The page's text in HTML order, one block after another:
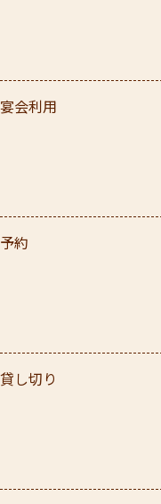
宴会利用
予約
貸し切り